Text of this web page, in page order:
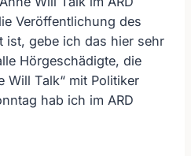
Veröffentlichung des
ist, gebe ich das hier sehr
Hörgeschädigte, die
Will Talk“ mit Politiker
hab ich im ARD